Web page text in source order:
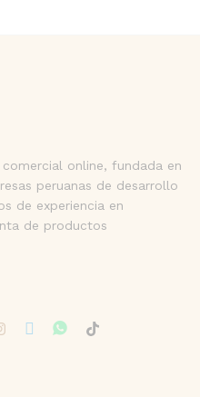
online, fundada en
peruanas de desarrollo
de experiencia en
de productos